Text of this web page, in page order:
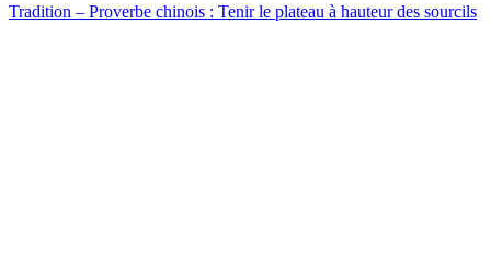
Tradition – Proverbe chinois : Tenir le plateau à hauteur des sourcils